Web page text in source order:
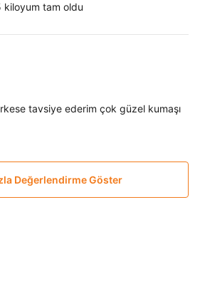
kiloyum tam oldu
tavsiye ederim çok güzel kumaşı
Değerlendirme Göster